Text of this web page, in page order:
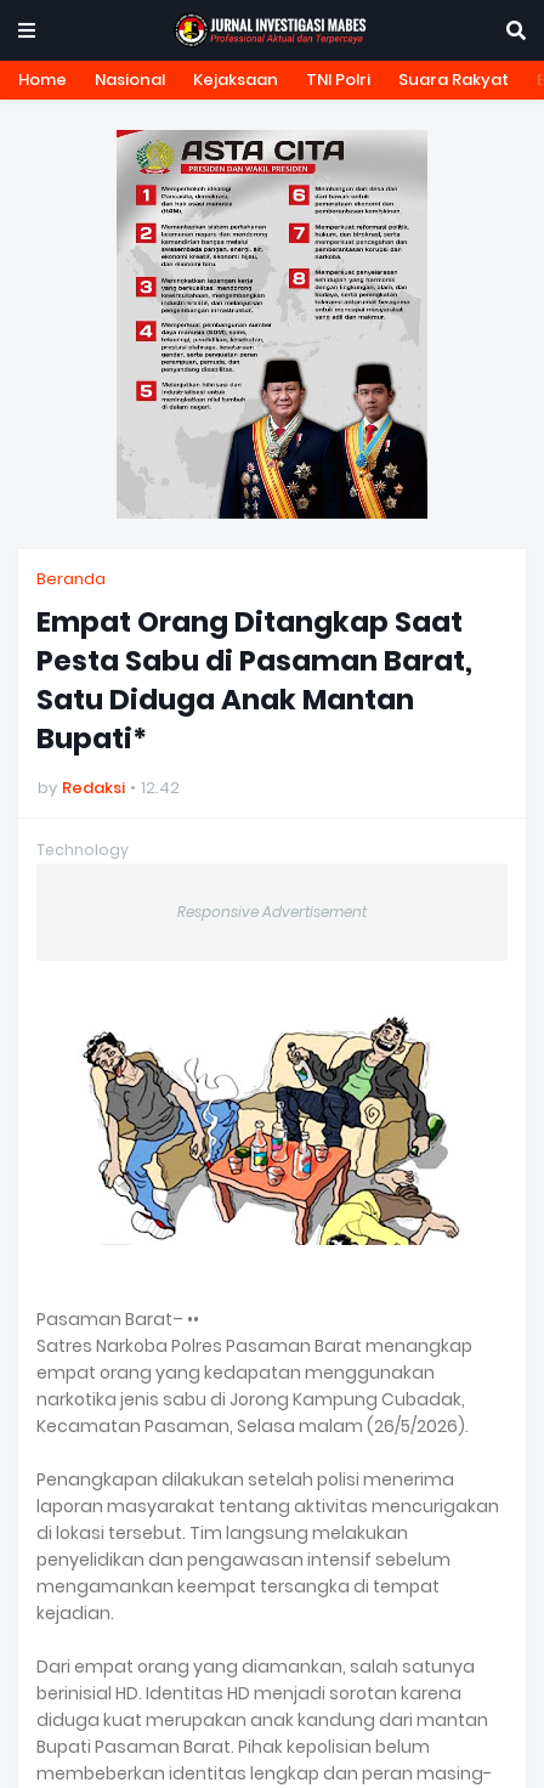
Home Nasional Kejaksaan TNI Polri Suara Rakyat
Beranda
Empat Orang Ditangkap Saat
Pesta Sabu di Pasaman Barat,
Satu Diduga Anak Mantan
Bupati*
by Redaksi 12.42
Technology
Responsive Advertisement
Pasaman Barat– ••
Satres Narkoba Polres Pasaman Barat menangkap
empat orang yang kedapatan menggunakan
narkotika jenis sabu di Jorong Kampung Cubadak,
Kecamatan Pasaman, Selasa malam (26/5/2026).
Penangkapan dilakukan setelah polisi menerima
laporan masyarakat tentang aktivitas mencurigakan
di lokasi tersebut. Tim langsung melakukan
penyelidikan dan pengawasan intensif sebelum
mengamankan keempat tersangka di tempat
kejadian.
Dari empat orang yang diamankan, salah satunya
berinisial HD. Identitas HD menjadi sorotan karena
diduga kuat merupakan anak kandung dari mantan
Bupati Pasaman Barat. Pihak kepolisian belum
membeberkan identitas lengkap dan peran masing-